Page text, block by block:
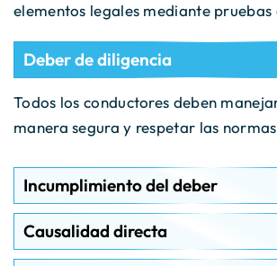
elementos legales mediante pruebas
Deber de diligencia
Todos los conductores deben
manera segura y respetar las
Incumplimiento del deber
Causalidad directa